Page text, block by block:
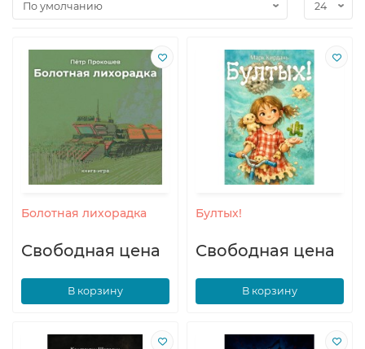
Болотная лихорадка
Свободная цена
В корзину
Бултых!
Свободная цена
В корзину